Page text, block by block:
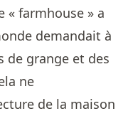
« farmhouse » a
demandait à
de grange et des
ne
de la maison